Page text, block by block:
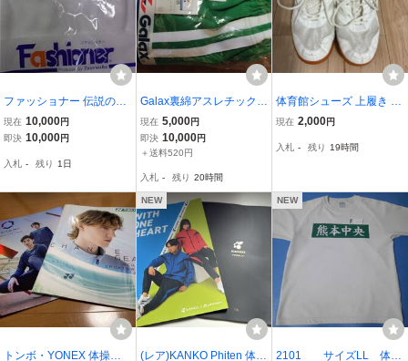
ファッショナー 伝説の体
操服 クルーネック 丸首半
袖 L（男女兼用）大きめ
ー 下履き JK JC 女子高生
現在 10,000円
即決 10,000円
入札 - 残り 1日
Galax裏綿アスレチックパ
ンツ Rグリーン (84)O
サイズ
現在 5,000円
即決 10,000円
＋送料520円
入札 - 残り 20時間
体育館シューズ 上履き 室
内履き ホワイト系
現在 2,000円
入札 - 残り 19時間
トンボ・YONEX 体操
NEW
(レア)KANKO Phiten 体操
NEW
2101 サイズLL 体操